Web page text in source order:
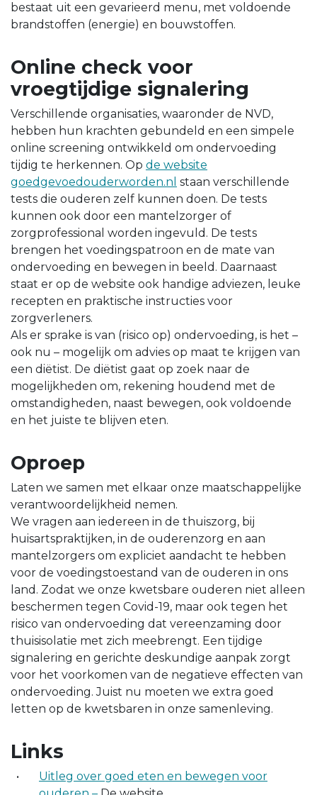
bestaat uit een gevarieerd menu, met voldoende
brandstoffen (energie) en bouwstoffen.
Online check voor
vroegtijdige signalering
Verschillende organisaties, waaronder de NVD,
hebben hun krachten gebundeld en een simpele
online screening ontwikkeld om ondervoeding
tijdig te herkennen. Op de website
goedgevoedouderworden.nl staan verschillende
tests die ouderen zelf kunnen doen. De tests
kunnen ook door een mantelzorger of
zorgprofessional worden ingevuld. De tests
brengen het voedingspatroon en de mate van
ondervoeding en bewegen in beeld. Daarnaast
staat er op de website ook handige adviezen, leuke
recepten en praktische instructies voor
zorgverleners.
Als er sprake is van (risico op) ondervoeding, is het –
ook nu – mogelijk om advies op maat te krijgen van
een diëtist. De diëtist gaat op zoek naar de
mogelijkheden om, rekening houdend met de
omstandigheden, naast bewegen, ook voldoende
en het juiste te blijven eten.
Oproep
Laten we samen met elkaar onze maatschappelijke
verantwoordelijkheid nemen.
We vragen aan iedereen in de thuiszorg, bij
huisartspraktijken, in de ouderenzorg en aan
mantelzorgers om expliciet aandacht te hebben
voor de voedingstoestand van de ouderen in ons
land. Zodat we onze kwetsbare ouderen niet alleen
beschermen tegen Covid-19, maar ook tegen het
risico van ondervoeding dat vereenzaming door
thuisisolatie met zich meebrengt. Een tijdige
signalering en gerichte deskundige aanpak zorgt
voor het voorkomen van de negatieve effecten van
ondervoeding. Juist nu moeten we extra goed
letten op de kwetsbaren in onze samenleving.
Links
Uitleg over goed eten en bewegen voor